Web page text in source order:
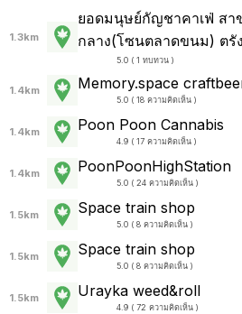
1.3km
ยอดมนุษย์กัญชาคาเฟ่ สา
กลาง(โซนตลาดขนม) ตรัง
5.0 ( 1 ทบทวน )
1.4km Memory.space
5.0 ( 18 ความคิดเห็น )
1.4km Poon Poon Cannabis
4.9 ( 17 ความคิดเห็น )
1.4km PoonPoonHighStation
5.0 ( 24 ความคิดเห็น )
1.5km Space train shop
5.0 ( 8 ความคิดเห็น )
1.5km Space train shop
5.0 ( 8 ความคิดเห็น )
1.5km Urayka weed&roll
4.9 ( 72 ความคิดเห็น )